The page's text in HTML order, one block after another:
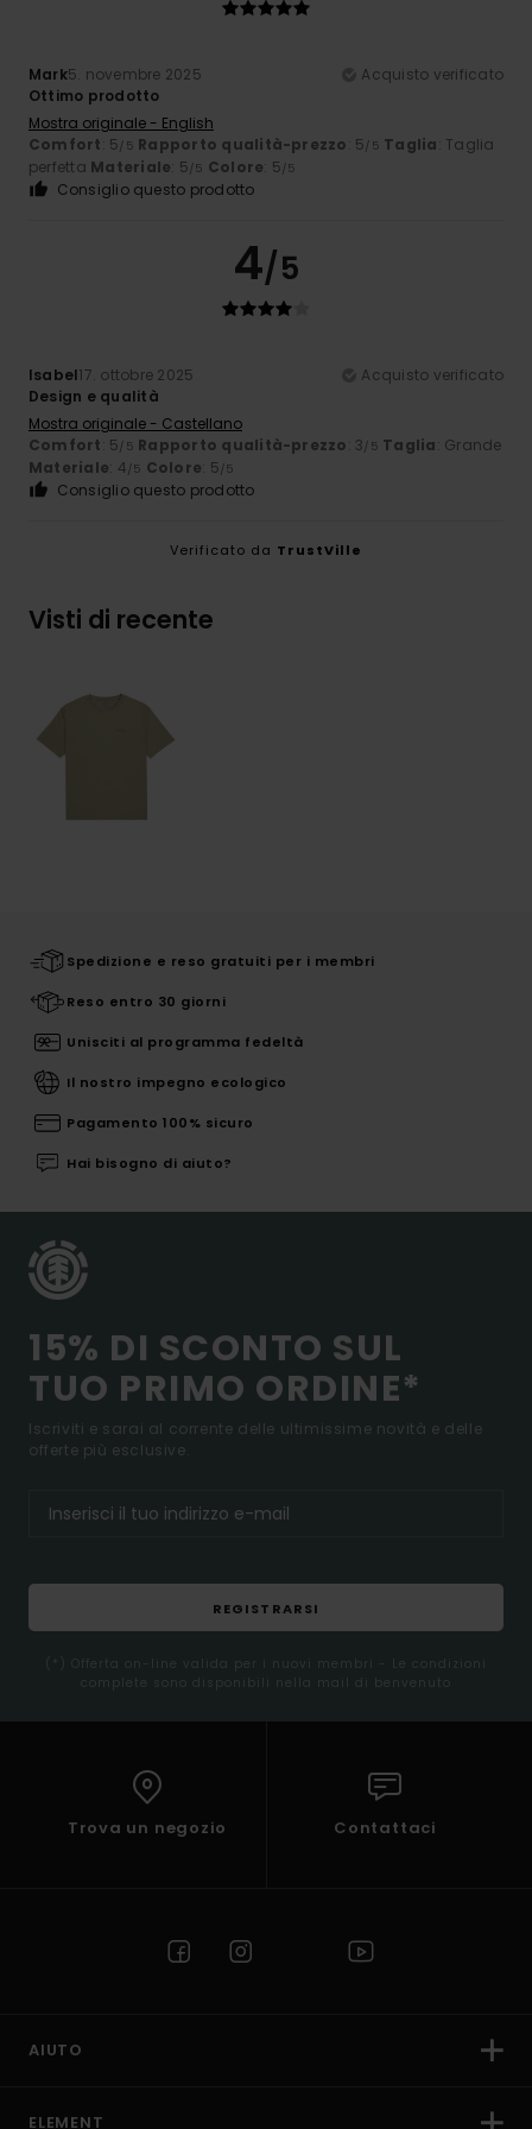
Mark5. novembre 2025
Acquisto verificato
Ottimo prodotto
Mostra originale - English
Comfort: 5/5 Rapporto qualità-prezzo: 5/5 Taglia: Taglia
perfetta Materiale: 5/5 Colore: 5/5
Consiglio questo prodotto
4/5
Isabel17. ottobre 2025
Acquisto verificato
Design e qualità
Mostra originale - Castellano
Comfort: 5/5 Rapporto qualità-prezzo: 3/5 Taglia: Grande
Materiale: 4/5 Colore: 5/5
Consiglio questo prodotto
Verificato da TrustVille
Visti di recente
Spedizione e reso gratuiti per i membri
Reso entro 30 giorni
Unisciti al programma fedeltà
Il nostro impegno ecologico
Pagamento 100% sicuro
Hai bisogno di aiuto?
15% DI SCONTO SUL
TUO PRIMO ORDINE*
Iscriviti e sarai al corrente delle ultimissime novità e delle
offerte più esclusive.
REGISTRARSI
(*) Offerta on-line valida per i nuovi membri - Le condizioni
complete sono disponibili nella mail di benvenuto
Trova un negozio Contattaci
AIUTO
ELEMENT